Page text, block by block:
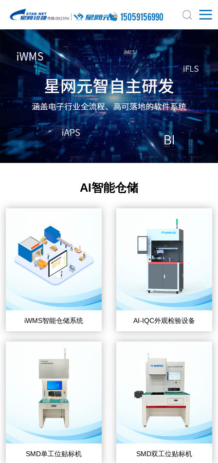
15059156990
AI智能仓储
iWMS智能仓储系统 AI-IQC外观检验设备
SMD单工位贴标机 SMD双工位贴标机